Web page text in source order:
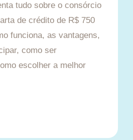
tudo sobre o consórcio
de crédito de R$ 750
funciona, as vantagens,
como ser
escolher a melhor